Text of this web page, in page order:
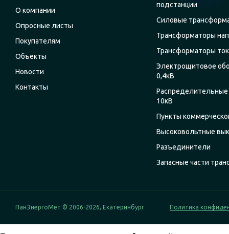
О компании
Опросные листы
Покупателям
Объекты
Новости
Контакты
подстанции
Силовые
Трансформаторы
Трансформаторы
Электрощитовое
0,4кВ
Распределительные
10кВ
Пункты
Высоковольтные
Разъединители
Запасные части
ПанЭнергоМет © 2006-2026, Екатеринбург Политика